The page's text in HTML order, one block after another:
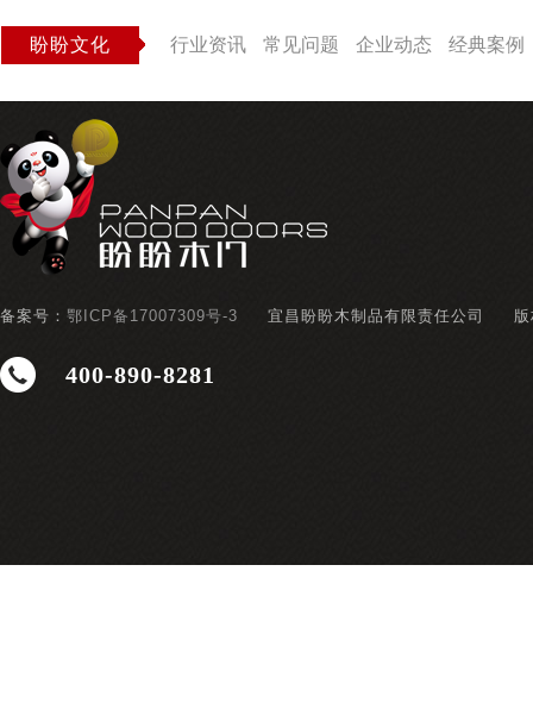
盼盼文化 行业资讯 常见问题 企业动态 经典案例
备案号： 鄂ICP备17007309号-3 宜昌盼盼木制品有限责任公司
400-890-8281